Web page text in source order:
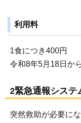
利用料
1食につき400円
令和8年5月18日か
2緊急通報システ
突然救助が必要に